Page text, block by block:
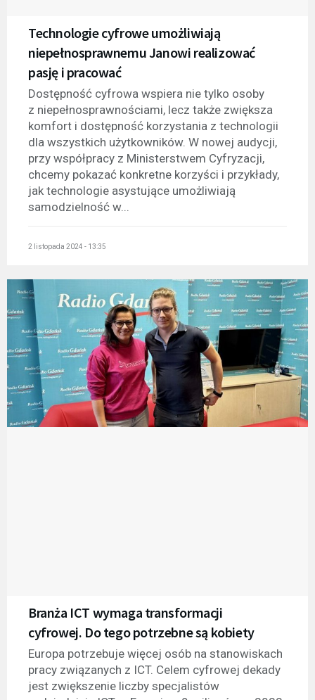
Technologie cyfrowe umożliwiają
niepełnosprawnemu Janowi realizować
pasję i pracować
Dostępność cyfrowa wspiera nie tylko osoby
z niepełnosprawnościami, lecz także zwiększa
komfort i dostępność korzystania z technologii
dla wszystkich użytkowników. W nowej audycji,
przy współpracy z Ministerstwem Cyfryzacji,
chcemy pokazać konkretne korzyści i przykłady,
jak technologie asystujące umożliwiają
samodzielność w...
2 listopada 2024 - 13:35
Branża ICT wymaga transformacji
cyfrowej. Do tego potrzebne są kobiety
Europa potrzebuje więcej osób na stanowiskach
pracy związanych z ICT. Celem cyfrowej dekady
jest zwiększenie liczby specjalistów